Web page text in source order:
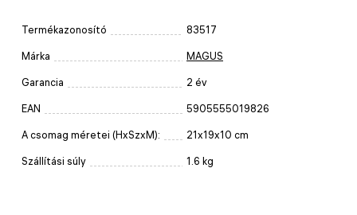
Termékazonosító 83517
Márka MAGUS
Garancia 2 év
EAN 5905555019826
A csomag méretei (HxSzxM): 21x19x10 cm
Szállítási súly 1.6 kg